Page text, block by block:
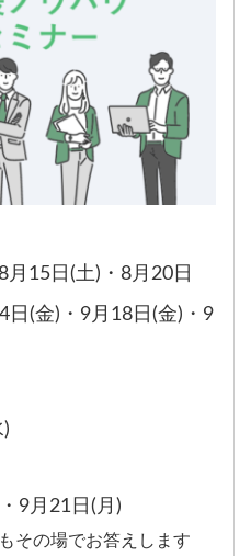
8月15日(土) ・ 8月20日
日(金) ・ 9月18日(金) ・ 9
・ 9月21日(月)
その場でお答えします